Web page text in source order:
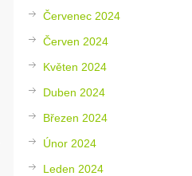
Červenec 2024
Červen 2024
Květen 2024
Duben 2024
Březen 2024
Únor 2024
Leden 2024